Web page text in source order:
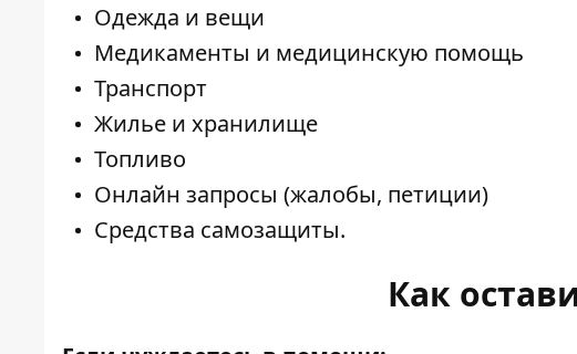
Одежда и вещи
Медикаменты и медицинскую помощь
Транспорт
Жилье и хранилище
Топливо
Онлайн запросы (жалобы, петиции)
Средства самозащиты.
Как